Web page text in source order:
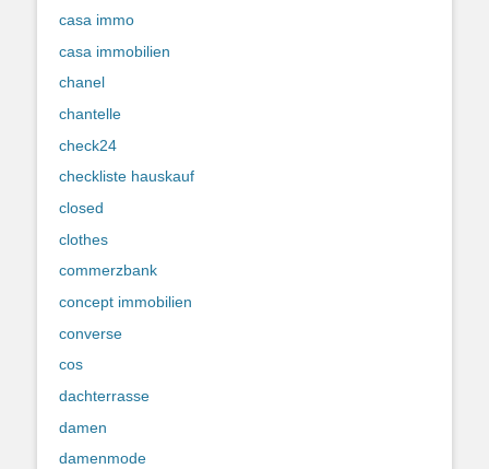
casa immo
casa immobilien
chanel
chantelle
check24
checkliste hauskauf
closed
clothes
commerzbank
concept immobilien
converse
cos
dachterrasse
damen
damenmode